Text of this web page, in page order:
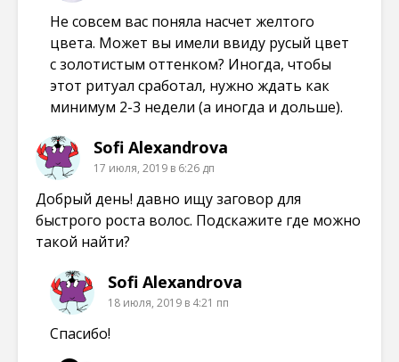
Не совсем вас поняла насчет желтого
цвета. Может вы имели ввиду русый цвет
с золотистым оттенком? Иногда, чтобы
этот ритуал сработал, нужно ждать как
минимум 2-3 недели (а иногда и дольше).
Sofi Alexandrova
17 июля, 2019 в 6:26 дп
Добрый день! давно ищу заговор для
быстрого роста волос. Подскажите где можно
такой найти?
Sofi Alexandrova
18 июля, 2019 в 4:21 пп
Спасибо!